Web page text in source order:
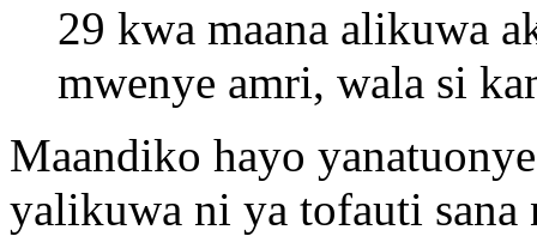
29 kwa maana alikuwa
mwenye amri, wala si
Maandiko hayo
yalikuwa ni ya tofauti